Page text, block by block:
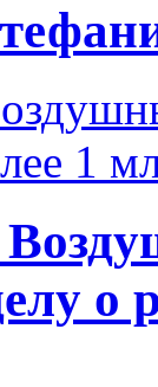
о